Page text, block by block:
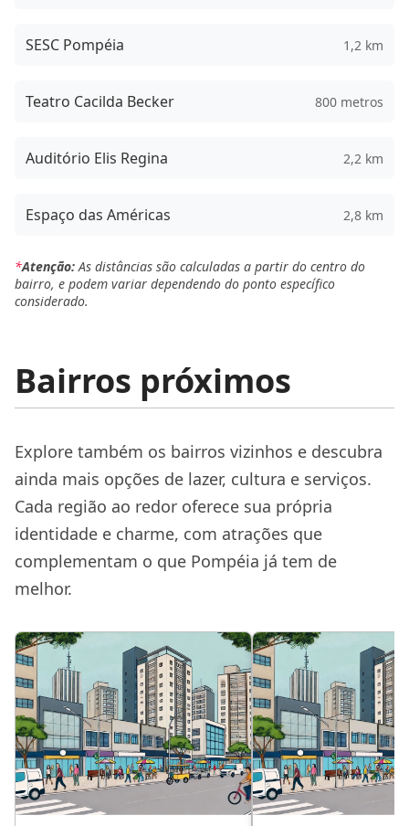
SESC Pompéia 1,2 km
Teatro Cacilda Becker 800 metros
Auditório Elis Regina 2,2 km
Espaço das Américas 2,8 km
*Atenção:As distâncias são calculadas a partir do centro do
bairro, e podem variar dependendo do ponto específico
considerado.
Bairros próximos
Explore também os bairros vizinhos e descubra
ainda mais opções de lazer, cultura e serviços.
Cada região ao redor oferece sua própria
identidade e charme, com atrações que
complementam o que Pompéia já tem de
melhor.